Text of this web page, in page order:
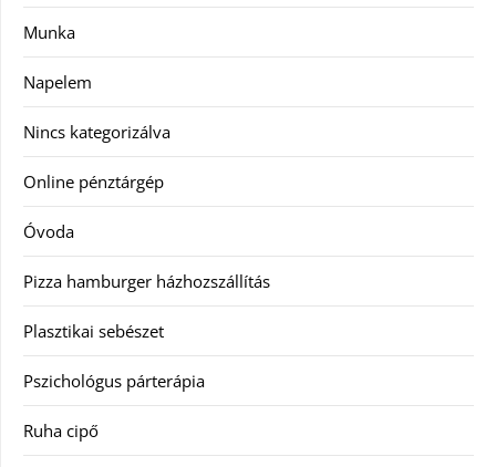
Munka
Napelem
Nincs kategorizálva
Online pénztárgép
Óvoda
Pizza hamburger házhozszállítás
Plasztikai sebészet
Pszichológus párterápia
Ruha cipő